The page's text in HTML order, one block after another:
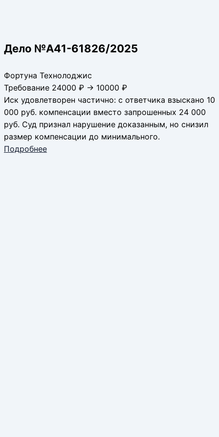
Дело №А41-61826/2025
Фортуна Технолоджис
Требование 24000 ₽ → 10000 ₽
Иск удовлетворен частично: с ответчика взыскано 10
000 руб. компенсации вместо запрошенных 24 000
руб. Суд признал нарушение доказанным, но снизил
размер компенсации до минимального.
Подробнее